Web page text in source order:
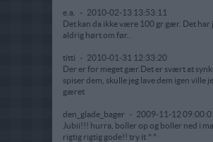
e.a. - 2010-02-13 13:53:11
Det kan da ikke være 100 gr gær. Det har
aldrig hørt om før..
titti - 2010-01-31 12:33:20
Der er for meget gær.Det er svært at
spiser dem, skulle jeg lave dem igen ville
gæret
den_glade_bager - 2009-11-12
Jubii!!! hurra, boller op og boller ned i
rigtig rigtig gode!! try it ^^